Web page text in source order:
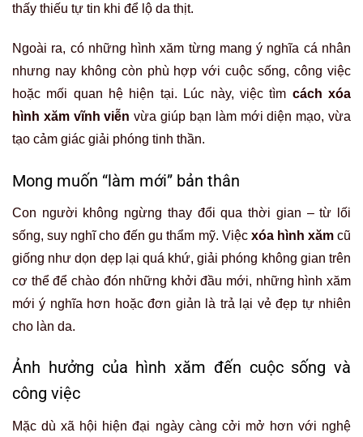
thấy thiếu tự tin khi để lộ da thịt.
Ngoài ra, có những hình xăm từng mang ý nghĩa cá nhân
nhưng nay không còn phù hợp với cuộc sống, công việc
hoặc mối quan hệ hiện tại. Lúc này, việc tìm cách xóa
hình xăm vĩnh viễn vừa giúp bạn làm mới diện mạo, vừa
tạo cảm giác giải phóng tinh thần.
Mong muốn “làm mới” bản thân
Con người không ngừng thay đổi qua thời gian – từ lối
sống, suy nghĩ cho đến gu thẩm mỹ. Việc xóa hình xămcũ
giống như dọn dẹp lại quá khứ, giải phóng không gian trên
cơ thể để chào đón những khởi đầu mới, những hình xăm
mới ý nghĩa hơn hoặc đơn giản là trả lại vẻ đẹp tự nhiên
cho làn da.
Ảnh hưởng của hình xăm đến cuộc sống và
công việc
Mặc dù xã hội hiện đại ngày càng cởi mở hơn với nghệ